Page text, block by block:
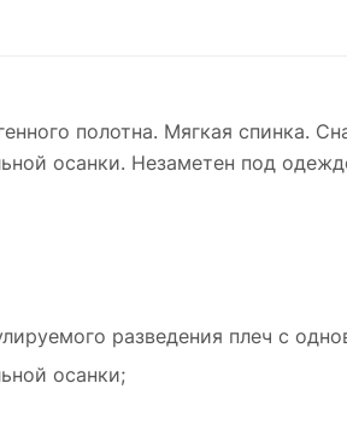
полотна. Мягкая
осанки. Незаметен под
разведения плеч с
осанки;